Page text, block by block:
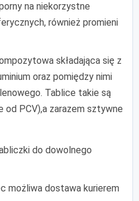
na niekorzystne
również promieni
składająca się z
oraz pomiędzy nimi
Tablice takie są
od PCV),a zarazem sztywne
do dowolnego
możliwa dostawa kurierem